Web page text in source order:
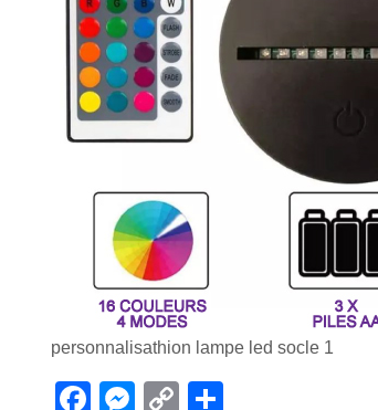
personnalisathion lampe led socle 1
F
M
C